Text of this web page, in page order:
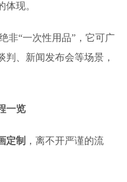
现。
非“一次性用品”，它可广
、新闻发布会等场景，
一览
定制 ，离不开严谨的流